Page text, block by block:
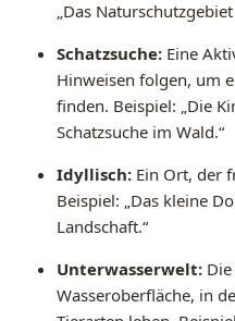
„Das
Schatzsuche: Eine
Hinweisen folgen, um
finden. Beispiel: „Die
Schatzsuche im Wald.“
Idyllisch: Ein Ort, der
Beispiel: „Das kleine
Landschaft.“
Unterwasserwelt:
Wasseroberfläche, in